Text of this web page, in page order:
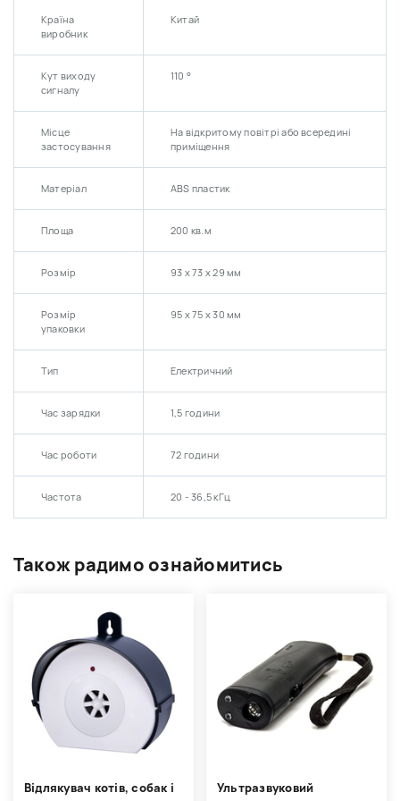
Країна
виробник
Китай
Кут виходу
сигналу
110 °
Місце
застосування
На відкритому повітрі або всередині
приміщення
Матеріал ABS пластик
Площа 200 кв.м
Розмір 93 х 73 х 29 мм
Розмір
упаковки
95 х 75 х 30 мм
Тип Електричний
Час зарядки 1,5 години
Час роботи 72 години
Частота 20 - 36,5 кГц
Також радимо ознайомитись
Відлякувач котів, собак і Ультразвуковий